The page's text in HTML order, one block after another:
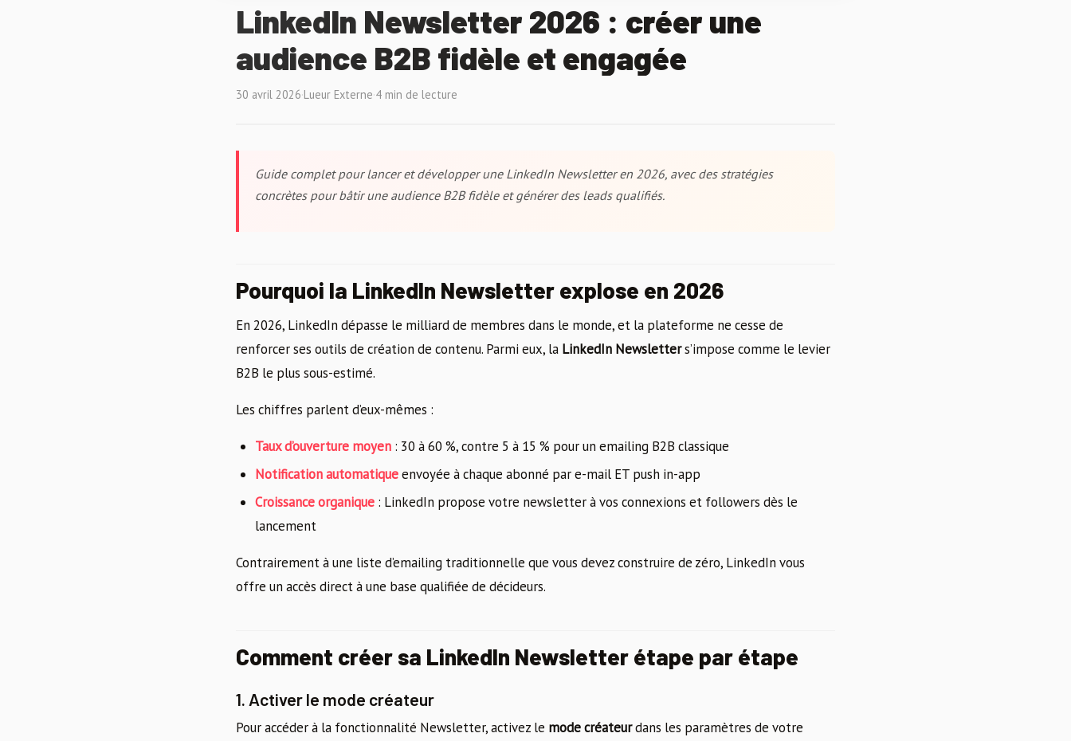
LinkedIn Newsletter 2026 : créer une
audience B2B fidèle et engagée
30 avril 2026·Lueur Externe·4 min de lecture
Guide complet pour lancer et développer une LinkedIn Newsletter en 2026, avec des stratégies
concrètes pour bâtir une audience B2B fidèle et générer des leads qualifiés.
Pourquoi la LinkedIn Newsletter explose en 2026
En 2026, LinkedIn dépasse le milliard de membres dans le monde, et la plateforme ne cesse de
renforcer ses outils de création de contenu. Parmi eux, la LinkedIn Newsletters’impose comme le levier
B2B le plus sous-estimé.
Les chiffres parlent d’eux-mêmes :
Taux d’ouverture moyen : 30 à 60 %, contre 5 à 15 % pour un emailing B2B classique
Notification automatiqueenvoyée à chaque abonné par e-mail ET push in-app
Croissance organique : LinkedIn propose votre newsletter à vos connexions et followers dès le
lancement
Contrairement à une liste d’emailing traditionnelle que vous devez construire de zéro, LinkedIn vous
offre un accès direct à une base qualifiée de décideurs.
Comment créer sa LinkedIn Newsletter étape par étape
1. Activer le mode créateur
Pour accéder à la fonctionnalité Newsletter, activez le mode créateurdans les paramètres de votre